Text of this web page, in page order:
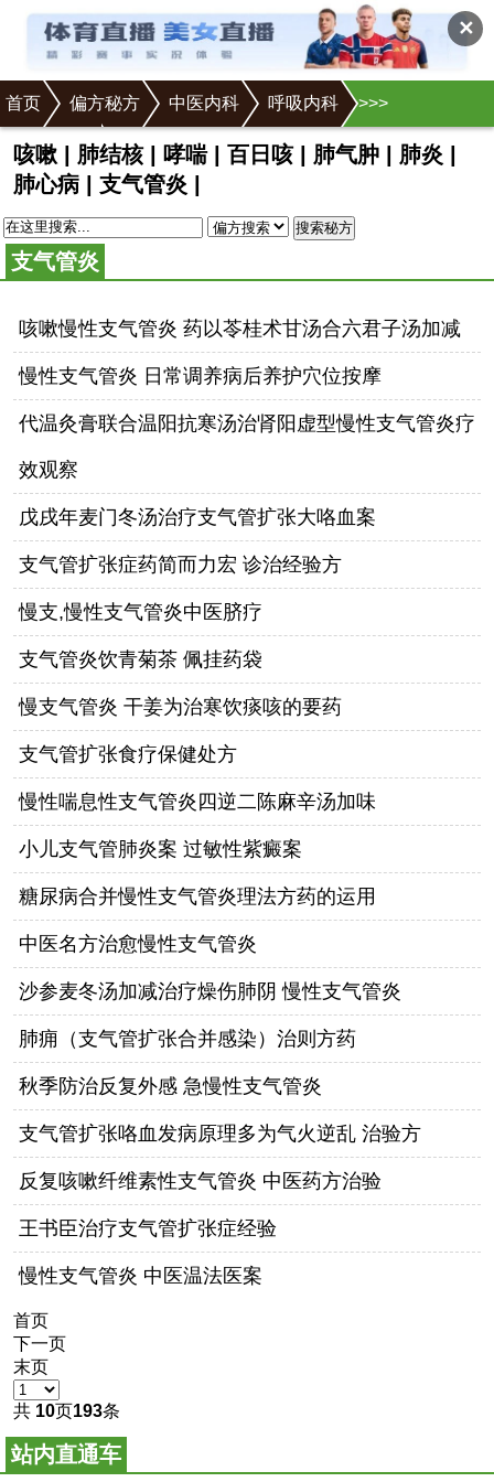
✕
首页 偏方秘方 >
中医内科 >
呼吸内科 >
支气管炎
>
咳嗽 | 肺结核| 哮喘| 百日咳| 肺气肿 | 肺炎 |
肺心病 | 支气管炎 |
搜索秘方
支气管炎
咳嗽慢性支气管炎 药以苓桂术甘汤合六君子汤加减
慢性支气管炎 日常调养病后养护穴位按摩
代温灸膏联合温阳抗寒汤治肾阳虚型慢性支气管炎疗
效观察
戊戌年麦门冬汤治疗支气管扩张大咯血案
支气管扩张症药简而力宏 诊治经验方
慢支,慢性支气管炎中医脐疗
支气管炎饮青菊茶 佩挂药袋
慢支气管炎 干姜为治寒饮痰咳的要药
支气管扩张食疗保健处方
慢性喘息性支气管炎四逆二陈麻辛汤加味
小儿支气管肺炎案 过敏性紫癜案
糖尿病合并慢性支气管炎理法方药的运用
中医名方治愈慢性支气管炎
沙参麦冬汤加减治疗燥伤肺阴 慢性支气管炎
肺痈（支气管扩张合并感染）治则方药
秋季防治反复外感 急慢性支气管炎
支气管扩张咯血发病原理多为气火逆乱 治验方
反复咳嗽纤维素性支气管炎 中医药方治验
王书臣治疗支气管扩张症经验
慢性支气管炎 中医温法医案
首页
下一页
末页
共 10页193条
站内直通车